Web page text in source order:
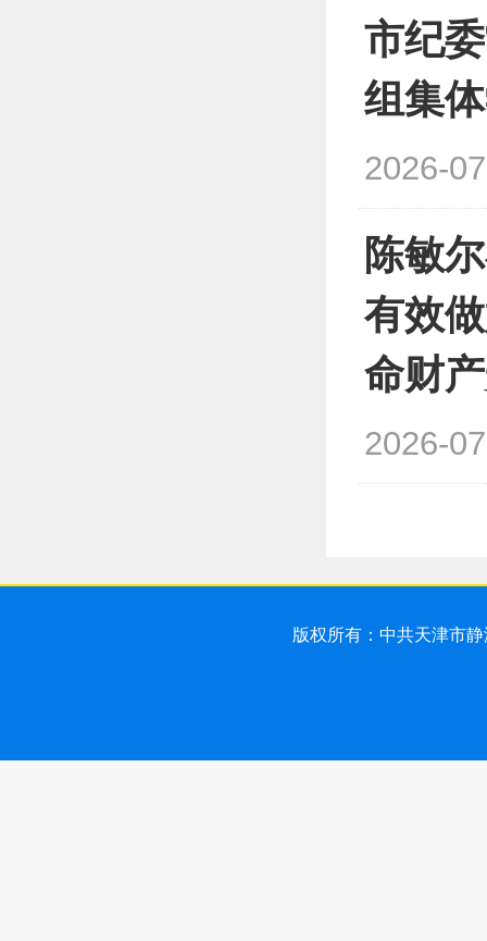
市纪
组集
2026-
陈敏
有效
命财
2026-
版权所有：中共天津市